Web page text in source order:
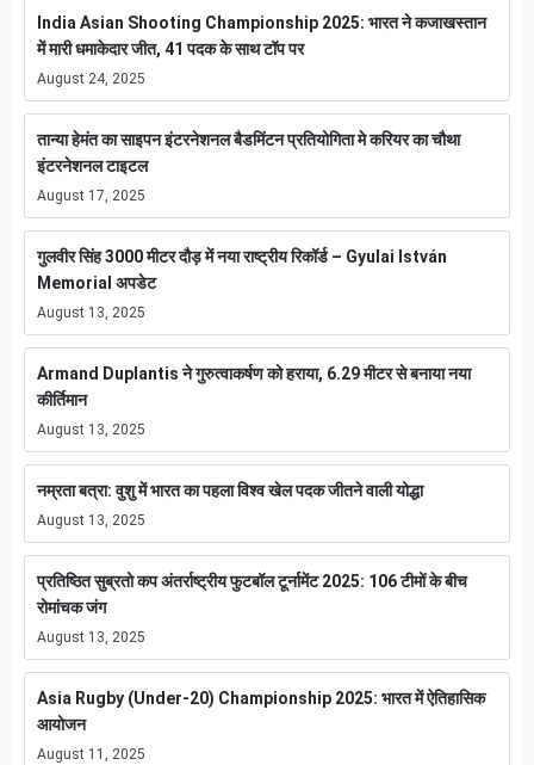
India Asian Shooting Championship 2025: भारत ने कजाखस्तान
में मारी धमाकेदार जीत, 41 पदक के साथ टॉप पर
August 24, 2025
तान्या हेमंत का साइपन इंटरनेशनल बैडमिंटन प्रतियोगिता मे करियर का चौथा
इंटरनेशनल टाइटल
August 17, 2025
गुलवीर सिंह 3000 मीटर दौड़ में नया राष्ट्रीय रिकॉर्ड – Gyulai István
Memorial अपडेट
August 13, 2025
Armand Duplantis ने गुरुत्वाकर्षण को हराया, 6.29 मीटर से बनाया नया
कीर्तिमान
August 13, 2025
नम्रता बत्रा: वुशु में भारत का पहला विश्व खेल पदक जीतने वाली योद्धा
August 13, 2025
प्रतिष्ठित सुब्रतो कप अंतर्राष्ट्रीय फुटबॉल टूर्नामेंट 2025: 106 टीमों के बीच
रोमांचक जंग
August 13, 2025
Asia Rugby (Under-20) Championship 2025: भारत में ऐतिहासिक
आयोजन
August 11, 2025